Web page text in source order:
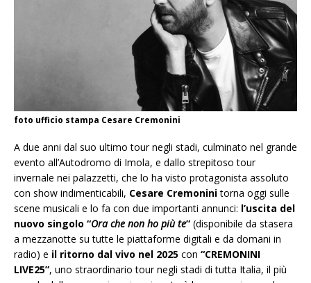
foto ufficio stampa Cesare Cremonini
A due anni dal suo ultimo tour negli stadi, culminato nel grande
evento all’Autodromo di Imola, e dallo strepitoso tour
invernale nei palazzetti, che lo ha visto protagonista assoluto
con show indimenticabili, Cesare Cremoninitorna oggi sulle
scene musicali e lo fa con due importanti annunci: l’uscita del
nuovo singolo “Ora che non ho più te” (disponibile da stasera
a mezzanotte su tutte le piattaforme digitali e da domani in
radio) e il ritorno dal vivo nel 2025 con “CREMONINI
LIVE25”, uno straordinario tour negli stadi di tutta Italia, il più